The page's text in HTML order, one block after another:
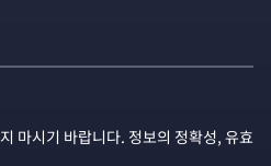
마시기 바랍니다. 정보의 정확성, 유효